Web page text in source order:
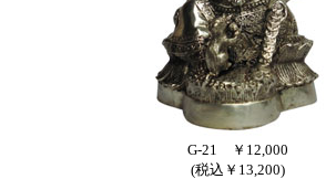
G-21 ￥12,000
(税込￥13,200)